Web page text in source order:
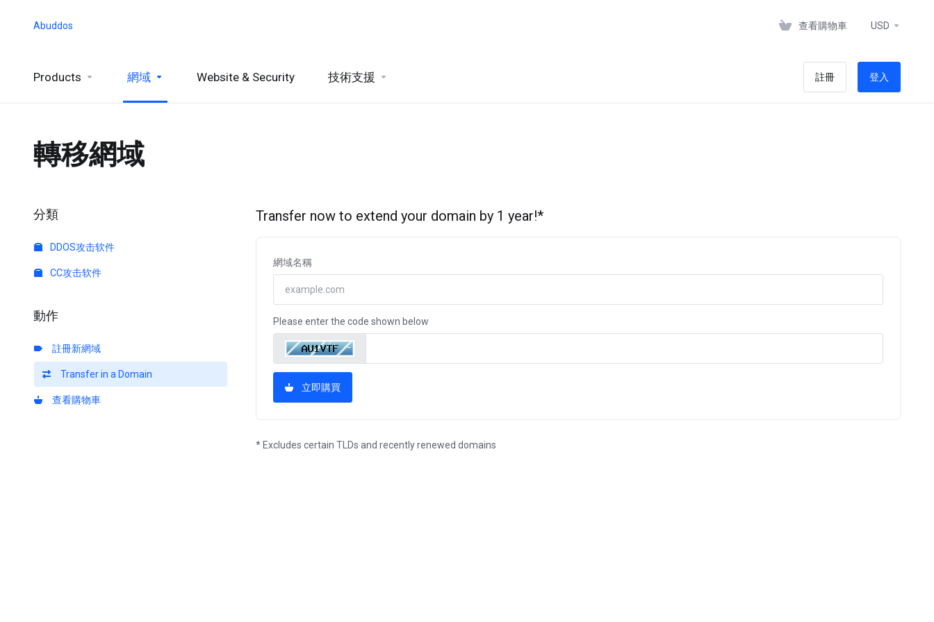
Abuddos 查看購物車 USD
Products 網域 Website & Security 技術支援 註冊 登入
轉移網域
分類
DDOS攻击软件
CC攻击软件
動作
註冊新網域
Transfer in a Domain
查看購物車
Transfer now to extend your domain by 1 year!*
網域名稱
Please enter the code shown below
立即購買
* Excludes certain TLDs and recently renewed domains